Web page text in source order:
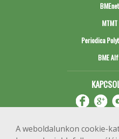
A weboldalunkon cookie-
BMEnet
MTMT
Periodica
BME